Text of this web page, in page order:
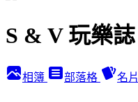
S & V 玩樂誌
相簿 部落格 名片